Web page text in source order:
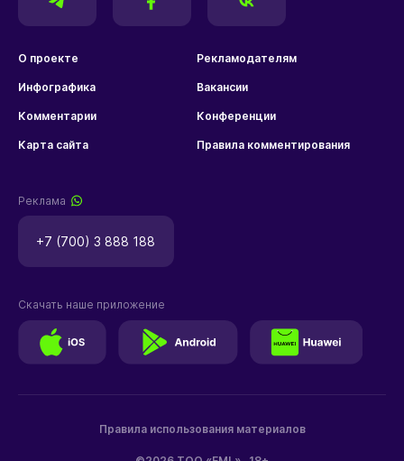
О проекте Рекламодателям
Инфографика Вакансии
Комментарии Конференции
Карта сайта Правила комментирования
Реклама
+7 (700) 3 888 188
Правила использования материалов
Скачать наше приложение